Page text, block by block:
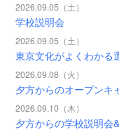
2026.09.05（土）
学校説明会
2026.09.05（土）
東京文化がよくわかる
2026.09.08（火）
夕方からのオープンキ
2026.09.10（木）
夕方からの学校説明会